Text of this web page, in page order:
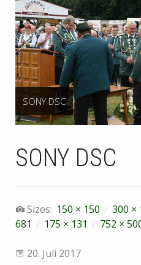
SONY DSC
SONY DSC
Sizes: 150 × 150 / 300 ×
681 / 175 × 131 / 752 ×
20. Juli 2017